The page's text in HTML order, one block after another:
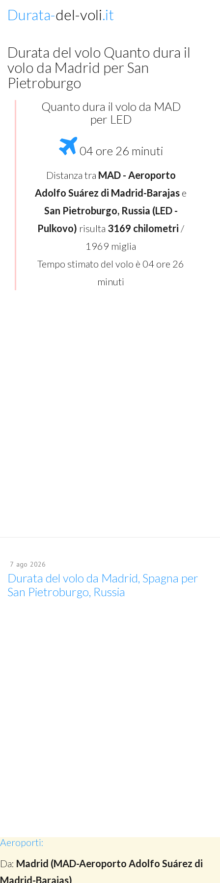
Durata-del-voli.it
Durata del volo Quanto dura il
volo da Madrid per San
Pietroburgo
Quanto dura il volo da MAD
per LED
04 ore 26 minuti
Distanza tra MAD - Aeroporto
Adolfo Suárez di Madrid-Barajas e
San Pietroburgo, Russia (LED -
Pulkovo) risulta 3169 chilometri /
1969 miglia
Tempo stimato del volo è 04 ore 26
minuti
7 ago 2026
Durata del volo da Madrid, Spagna per
San Pietroburgo, Russia
Aeroporti:
Da: Madrid (MAD-Aeroporto Adolfo Suárez di
Madrid-Barajas)